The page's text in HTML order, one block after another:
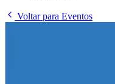
Voltar para Eventos